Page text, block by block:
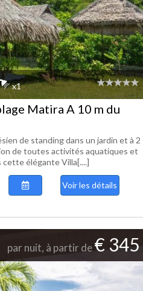
x1
Matira A 10 m du
de standing dans un jardin et à 2
de toutes activités aquatiques et
élégante Villa[....]
Voir les détails
par nuit, à partir de€ 345